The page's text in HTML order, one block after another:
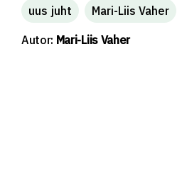
uus juht
Mari-Liis Vaher
Autor: Mari-Liis Vaher